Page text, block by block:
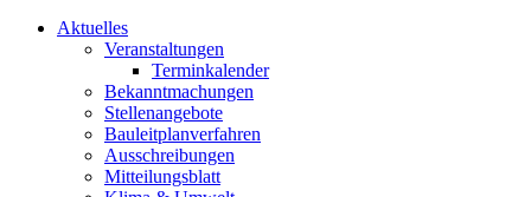
Aktuelles
Veranstaltungen
Terminkalender
Bekanntmachungen
Stellenangebote
Bauleitplanverfahren
Ausschreibungen
Mitteilungsblatt